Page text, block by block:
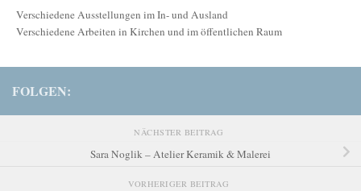
Verschiedene Ausstellungen im In- und Ausland
Verschiedene Arbeiten in Kirchen und im öffentlichen Raum
FOLGEN:
NÄCHSTER BEITRAG
Sara Noglik – Atelier Keramik & Malerei
VORHERIGER BEITRAG